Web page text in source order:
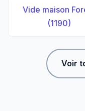
Vide maison
(1190)
Voir